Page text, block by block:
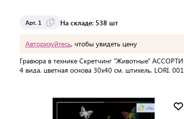
Арт. 1 На складе: 538 шт
Авторизуйтесь, чтобы увидеть цену
Гравюра в технике Скретчинг "Животные" АССОРТИ
4 вида, цветная основа 30х40 см, штихель, LORI, 001
Доставка от 2 до 3 дней